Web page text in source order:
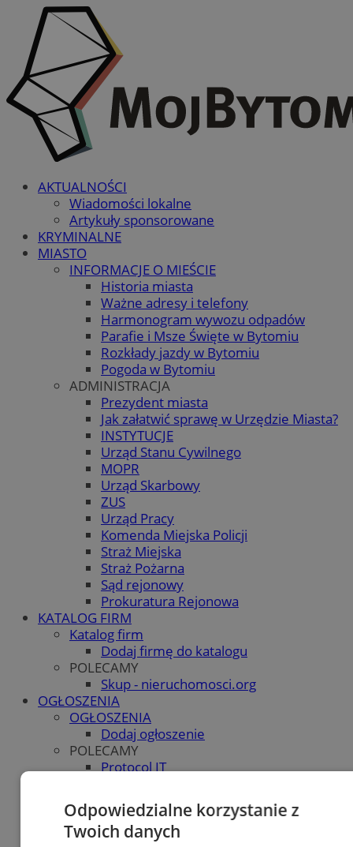
AKTUALNOŚCI
Wiadomości lokalne
Artykuły sponsorowane
KRYMINALNE
MIASTO
INFORMACJE O MIEŚCIE
Historia miasta
Ważne adresy i telefony
Harmonogram wywozu odpadów
Parafie i Msze Święte w Bytomiu
Rozkłady jazdy w Bytomiu
Pogoda w Bytomiu
ADMINISTRACJA
Prezydent miasta
Jak załatwić sprawę w Urzędzie Miasta?
INSTYTUCJE
Urząd Stanu Cywilnego
MOPR
Urząd Skarbowy
ZUS
Urząd Pracy
Komenda Miejska Policji
Straż Miejska
Straż Pożarna
Sąd rejonowy
Prokuratura Rejonowa
KATALOG FIRM
Katalog firm
Dodaj firmę do katalogu
POLECAMY
Skup - nieruchomosci.org
OGŁOSZENIA
OGŁOSZENIA
Dodaj ogłoszenie
POLECAMY
Protocol IT
REKLAMA
WSPÓŁPRACA
Odpowiedzialne korzystanie z
Twoich danych